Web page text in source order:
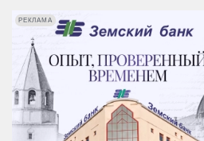
РЕКЛАМА
РЕКЛАМА